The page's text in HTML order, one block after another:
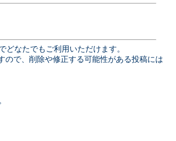
なたでもご利用いただけます。
ので、削除や修正する可能性がある投稿には